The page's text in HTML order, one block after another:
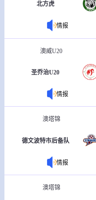
北方虎
情报
澳威U20
圣乔治U20
情报
澳塔锦
德文波特市后备队
情报
澳塔锦